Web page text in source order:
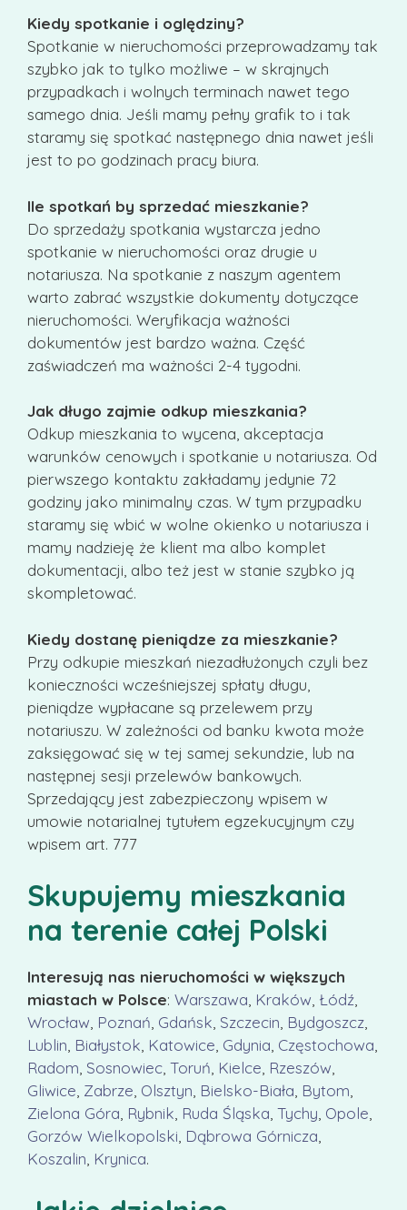
Kiedy spotkanie i oględziny?
Spotkanie w nieruchomości przeprowadzamy tak
szybko jak to tylko możliwe – w skrajnych
przypadkach i wolnych terminach nawet tego
samego dnia. Jeśli mamy pełny grafik to i tak
staramy się spotkać następnego dnia nawet jeśli
jest to po godzinach pracy biura.
Ile spotkań by sprzedać mieszkanie?
Do sprzedaży spotkania wystarcza jedno
spotkanie w nieruchomości oraz drugie u
notariusza. Na spotkanie z naszym agentem
warto zabrać wszystkie dokumenty dotyczące
nieruchomości. Weryfikacja ważności
dokumentów jest bardzo ważna. Część
zaświadczeń ma ważności 2-4 tygodni.
Jak długo zajmie odkup mieszkania?
Odkup mieszkania to wycena, akceptacja
warunków cenowych i spotkanie u notariusza. Od
pierwszego kontaktu zakładamy jedynie 72
godziny jako minimalny czas. W tym przypadku
staramy się wbić w wolne okienko u notariusza i
mamy nadzieję że klient ma albo komplet
dokumentacji, albo też jest w stanie szybko ją
skompletować.
Kiedy dostanę pieniądze za mieszkanie?
Przy odkupie mieszkań niezadłużonych czyli bez
konieczności wcześniejszej spłaty długu,
pieniądze wypłacane są przelewem przy
notariuszu. W zależności od banku kwota może
zaksięgować się w tej samej sekundzie, lub na
następnej sesji przelewów bankowych.
Sprzedający jest zabezpieczony wpisem w
umowie notarialnej tytułem egzekucyjnym czy
wpisem art. 777
Skupujemy mieszkania
na terenie całej Polski
Interesują nas nieruchomości w większych
miastach w Polsce: Warszawa, Kraków, Łódź,
Wrocław, Poznań, Gdańsk, Szczecin, Bydgoszcz,
Lublin, Białystok, Katowice, Gdynia, Częstochowa,
Radom, Sosnowiec, Toruń, Kielce, Rzeszów,
Gliwice, Zabrze, Olsztyn, Bielsko-Biała, Bytom,
Zielona Góra, Rybnik, Ruda Śląska, Tychy, Opole,
Gorzów Wielkopolski, Dąbrowa Górnicza,
Koszalin, Krynica.